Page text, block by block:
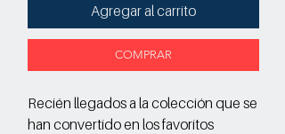
Agregar al carrito
COMPRAR
Recién llegados a la colección que se
han convertido en los favoritos